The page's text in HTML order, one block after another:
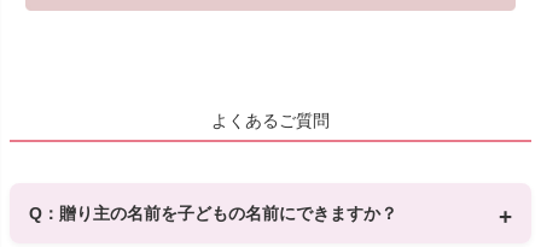
よくあるご質問
Q：贈り主の名前を子どもの名前にできますか？